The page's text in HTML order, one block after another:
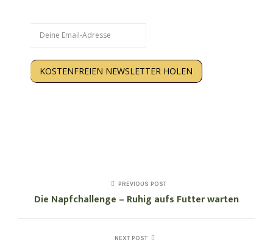
KOSTENFREIEN NEWSLETTER HOLEN
PREVIOUS POST
Die Napfchallenge – Ruhig aufs Futter warten
NEXT POST